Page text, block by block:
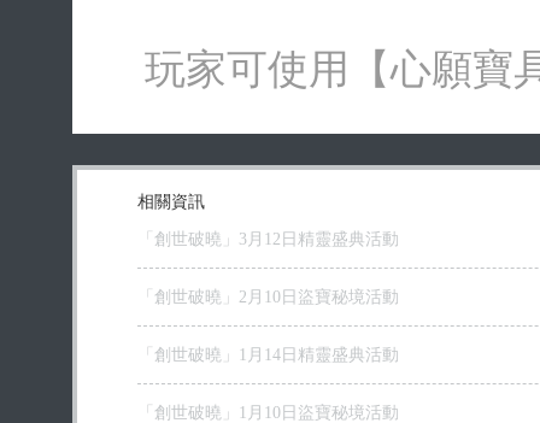
玩家可使用【心願寶
相關資訊
「創世破曉」3月12日精靈盛典活動
「創世破曉」2月10日盜寶秘境活動
「創世破曉」1月14日精靈盛典活動
「創世破曉」1月10日盜寶秘境活動